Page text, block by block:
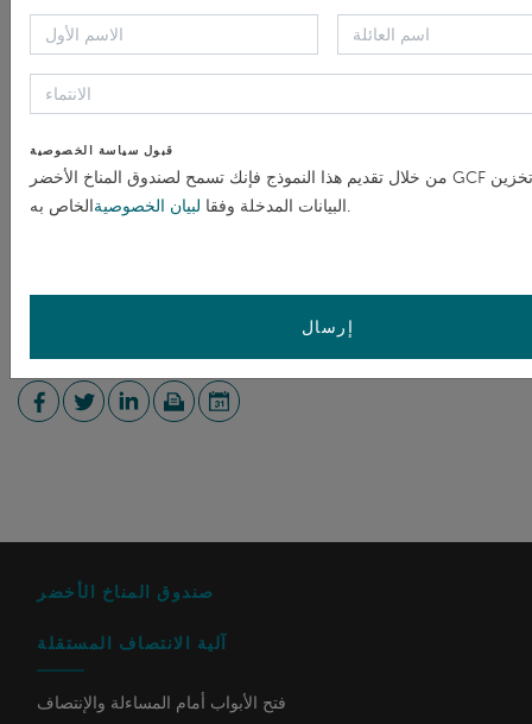
توثيق الحدث
Agenda - English(PDF)
Ordre du jour - Français (PDF)
صندوق المناخ الأخضر
آلية الانتصاف المستقلة
فتح الأبواب أمام المساءلة والإنتصاف
قبول سياسة الخصوصية
من خلال تقديم هذا النموذج فإنك تسمح لصندوق المناخ الأخضر GCF بجمع وتخزين
البيانات المدخلة وفقا لبيان الخصوصية الخاص به.
إرسال